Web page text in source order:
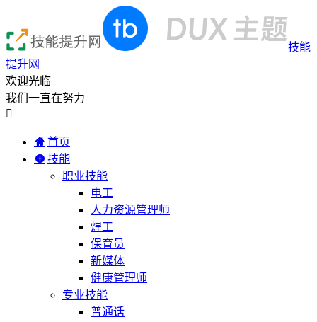
技能
提升网
欢迎光临
我们一直在努力

首页
技能
职业技能
电工
人力资源管理师
焊工
保育员
新媒体
健康管理师
专业技能
普通话